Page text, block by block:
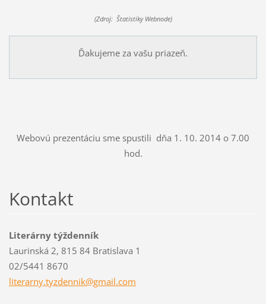
(Zdroj: Štatistiky Webnode)
Ďakujeme za vašu priazeň.
Webovú prezentáciu sme spustili dňa 1. 10. 2014 o 7.00
hod.
Kontakt
Literárny týždenník
Laurinská 2, 815 84 Bratislava 1
02/5441 8670
literarny.tyzdennik@gmail.com